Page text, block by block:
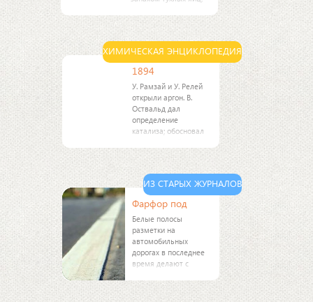
образуется при
разложении белков.
Сильный
восстановитель.
Ядовит].
ХИМИЧЕСКАЯ ЭНЦИКЛОПЕДИЯ
1894
У. Рамзай и У. Релей
открыли аргон. В.
Оствальд дал
определение
катализа; обосновал
кислорода-основных
индикаторов.
ИЗ СТАРЫХ ЖУРНАЛОВ
Фарфор под
Белые полосы
разметки на
автомобильных
дорогах в последнее
время делают с
дефицитных
термопластических